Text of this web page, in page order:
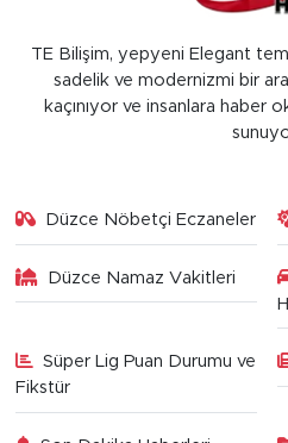
TE Bilişim, yepyeni Elegant
sadelik ve modernizmi bir
kaçınıyor ve insanlara haber
Düzce Nöbetçi Eczaneler
Düzce Namaz Vakitleri
Süper Lig Puan Durumu ve
Fikstür